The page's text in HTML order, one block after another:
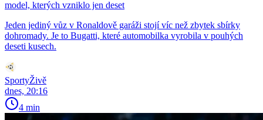
model, kterých vzniklo jen deset
Jeden jediný vůz v Ronaldově garáži stojí víc než zbytek sbírky
dohromady. Je to Bugatti, které automobilka vyrobila v pouhých
deseti kusech.
SportyŽivě
dnes, 20:16
4 min